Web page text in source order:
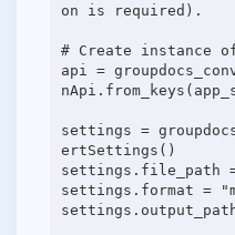
on is required).
# Create instance
api =
settings =
ertSettings()
settings.file_path
settings.format =